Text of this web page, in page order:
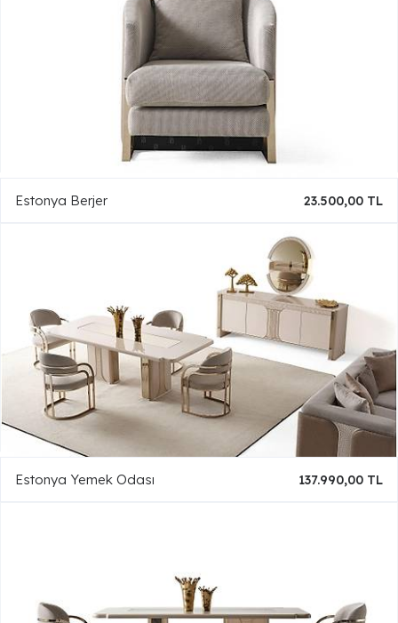
Estonya Berjer 23.500,00 TL
Estonya Yemek Odası 137.990,00 TL